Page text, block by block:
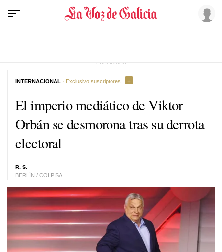
El imperio mediático de Viktor
Orbán se desmorona tras su derrota
electoral
R. S.
BERLÍN / COLPISA
INTERNACIONAL · Exclusivo suscriptores